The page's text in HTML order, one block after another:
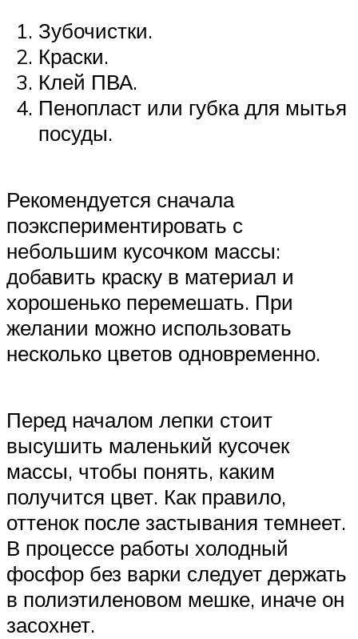
Зубочистки.
Краски.
Клей ПВА.
Пенопласт или губка для мытья
посуды.
Рекомендуется сначала
поэкспериментировать с
небольшим кусочком массы:
добавить краску в материал и
хорошенько перемешать. При
желании можно использовать
несколько цветов одновременно.
Перед началом лепки стоит
высушить маленький кусочек
массы, чтобы понять, каким
получится цвет. Как правило,
оттенок после застывания темнеет.
В процессе работы холодный
фосфор без варки следует держать
в полиэтиленовом мешке, иначе он
засохнет.